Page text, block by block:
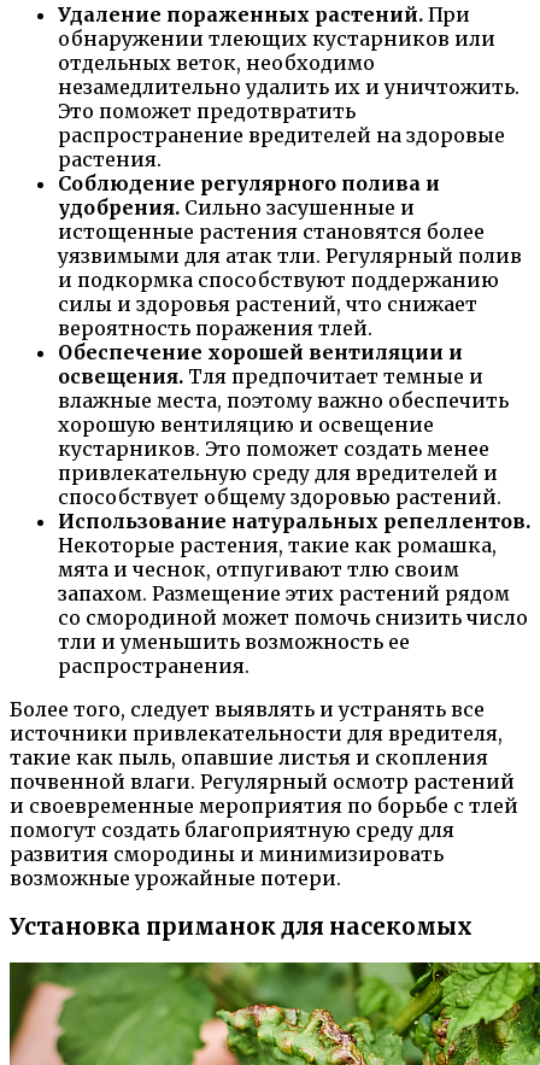
Удаление пораженных растений. При
обнаружении тлеющих кустарников или
отдельных веток, необходимо
незамедлительно удалить их и уничтожить.
Это поможет предотвратить
распространение вредителей на здоровые
растения.
Соблюдение регулярного полива и
удобрения. Сильно засушенные и
истощенные растения становятся более
уязвимыми для атак тли. Регулярный полив
и подкормка способствуют поддержанию
силы и здоровья растений, что снижает
вероятность поражения тлей.
Обеспечение хорошей вентиляции и
освещения. Тля предпочитает темные и
влажные места, поэтому важно обеспечить
хорошую вентиляцию и освещение
кустарников. Это поможет создать менее
привлекательную среду для вредителей и
способствует общему здоровью растений.
Использование натуральных репеллентов.
Некоторые растения, такие как ромашка,
мята и чеснок, отпугивают тлю своим
запахом. Размещение этих растений рядом
со смородиной может помочь снизить число
тли и уменьшить возможность ее
распространения.
Более того, следует выявлять и устранять все
источники привлекательности для вредителя,
такие как пыль, опавшие листья и скопления
почвенной влаги. Регулярный осмотр растений
и своевременные мероприятия по борьбе с тлей
помогут создать благоприятную среду для
развития смородины и минимизировать
возможные урожайные потери.
Установка приманок для насекомых